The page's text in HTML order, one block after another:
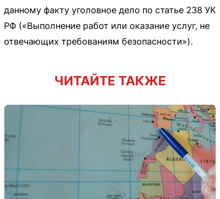
данному факту уголовное дело по статье 238 УК
РФ («Выполнение работ или оказание услуг, не
отвечающих требованиям безопасности»).
ЧИТАЙТЕ ТАКЖЕ